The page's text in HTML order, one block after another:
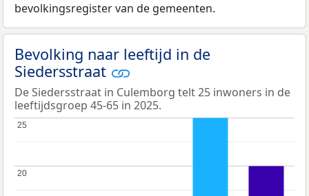
bevolkingsregister van de gemeenten.
Bevolking naar leeftijd in de
Siedersstraat
De Siedersstraat in Culemborg telt 25 inwoners in de
leeftijdsgroep 45-65 in 2025.
20
20
25
25